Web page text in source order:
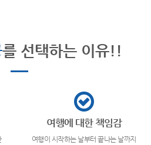
를 선택하는 이유!!
여행에 대한 책임감
여행이 시작하는 날부터 끝나는 날까지